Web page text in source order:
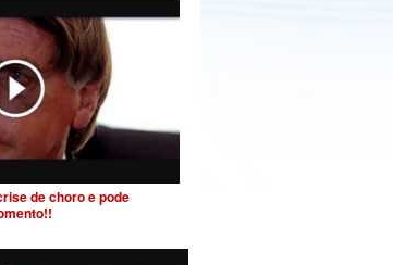
de choro e pode